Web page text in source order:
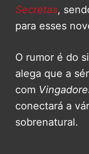
Secretas,
para esses
O rumor é do
alega que a
com
conectará a
sobrenatural.